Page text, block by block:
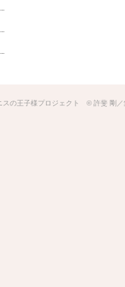
スの王子様プロジェクト © 許斐 剛／